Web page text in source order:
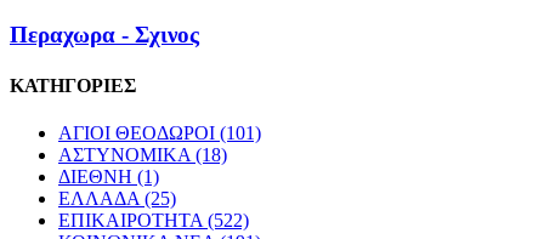
Περαχωρα - Σχινος
ΚΑΤΗΓΟΡΙΕΣ
ΑΓΙΟΙ ΘΕΟΔΩΡΟΙ (101)
ΑΣΤΥΝΟΜΙΚΑ (18)
ΔΙΕΘΝΗ (1)
ΕΛΛΑΔΑ (25)
ΕΠΙΚΑΙΡΟΤΗΤΑ (522)